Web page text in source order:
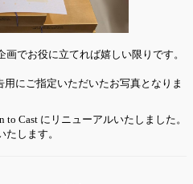
でお役に立てれば嬉しい限りです。
にご指定いただいたお写真となりま
to Cast にリニューアルいたしました。
します。